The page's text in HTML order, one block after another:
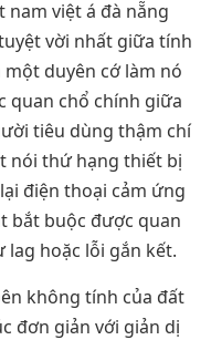
nam việt á đà nẵng
vời nhất giữa tính
duyên cớ làm nó
quan chổ chính giữa
tiêu dùng thậm chí
nói thứ hạng thiết bị
điện thoại cảm ứng
bắt buộc được quan
lag hoặc lỗi gắn kết.
không tính của đất
đơn giản với giản dị